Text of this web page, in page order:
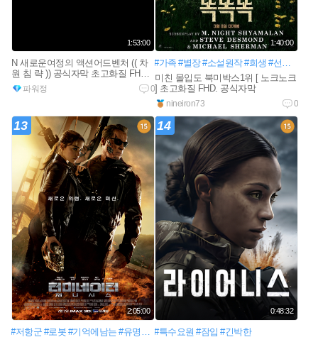
1:53:00
N 새로운여정의 액션어드벤처 (( 차
원 침 략 )) 공식자막 초고화질 FHD
5.1 파워정 0
1:40:00
#가족 #별장#소설원작#희생 #선택
미친 몰입도 북미박스1위 [ 노크노크
] 초고화질 FHD. 공식자막
nineiron73 0
13
2:05:00
#저항군 #로봇 #기억에남는 #유명한액션 #인공지능#최첨단네트워크
14
0:48:32
#특수요원 #잠입 #긴박한